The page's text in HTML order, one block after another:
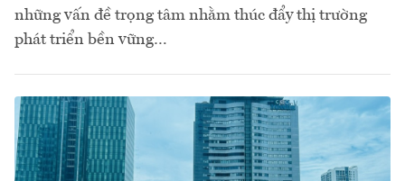
những vấn đề trọng tâm nhằm thúc đẩy thị trường
phát triển bền vững…